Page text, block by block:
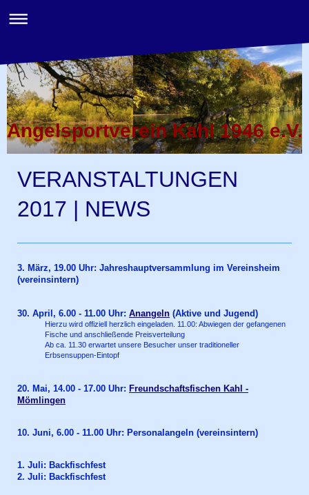
Angelsportverein Kahl 1946 e.V.
VERANSTALTUNGEN
2017 | NEWS
3. März, 19.00 Uhr: Jahreshauptversammlung im Vereinsheim
(vereinsintern)
30. April, 6.00 - 11.00 Uhr: Anangeln (Aktive und Jugend)
Hierzu wird offiziell herzlich eingeladen. 11.00: Abwiegen der gefangenen
Fische und anschließende Preisverteilung
Ab ca. 11.30 erwartet unsere Besucher unser traditioneller
Erbsensuppen-Eintopf
20. Mai, 14.00 - 17.00 Uhr: Freundschaftsfischen Kahl -
Mömlingen
10. Juni, 6.00 - 11.00 Uhr: Personalangeln (vereinsintern)
1. Juli: Backfischfest
2. Juli: Backfischfest